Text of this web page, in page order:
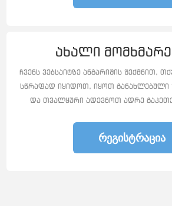
ახალი
ჩვენს ვებსაიტზე ანგარიშის შექმნით,
სწრაფად იყიდოთ, იყოთ განახლებული
და თვალყური ადევნოთ ადრე
ᲠᲔᲒᲘᲡᲢᲠᲐᲪᲘᲐ